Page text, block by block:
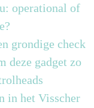
operational of
grondige check
deze gadget zo
in het Visscher